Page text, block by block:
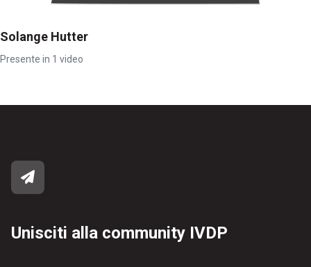
Solange Hutter
Presente in 1 video
Unisciti alla community IVDP